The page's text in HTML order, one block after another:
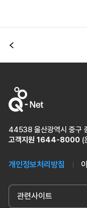
이전
44538 울산광역시 중구
고객지원 1644-8000 (
개인정보처리방침
관련사이트